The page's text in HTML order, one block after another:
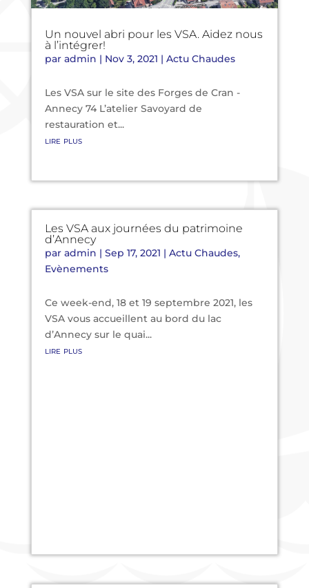
Un nouvel abri pour les VSA. Aidez nous
à l’intégrer!
par admin | Nov 3, 2021 | Actu Chaudes
Les VSA sur le site des Forges de Cran -
Annecy 74 L’atelier Savoyard de
restauration et...
lire plus
Les VSA aux journées du patrimoine
d’Annecy
par admin | Sep 17, 2021 | Actu Chaudes,
Evènements
Ce week-end, 18 et 19 septembre 2021, les
VSA vous accueillent au bord du lac
d’Annecy sur le quai...
lire plus